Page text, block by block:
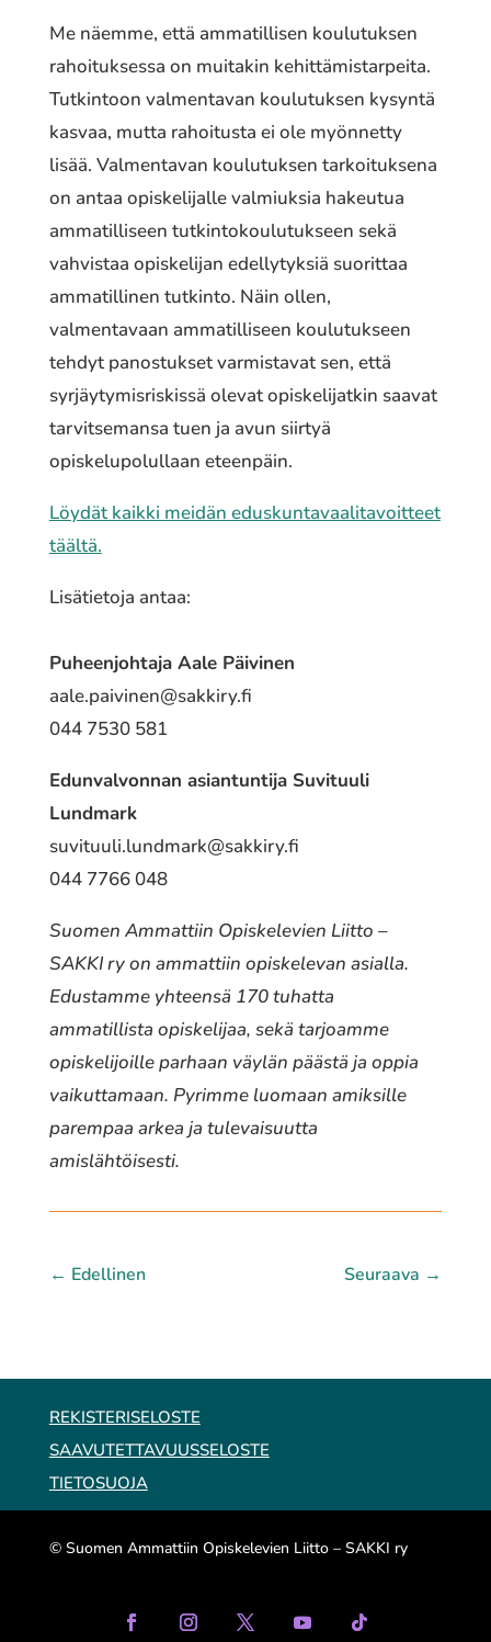
Me näemme, että ammatillisen koulutuksen
rahoituksessa on muitakin kehittämistarpeita.
Tutkintoon valmentavan koulutuksen kysyntä
kasvaa, mutta rahoitusta ei ole myönnetty
lisää. Valmentavan koulutuksen tarkoituksena
on antaa opiskelijalle valmiuksia hakeutua
ammatilliseen tutkintokoulutukseen sekä
vahvistaa opiskelijan edellytyksiä suorittaa
ammatillinen tutkinto. Näin ollen,
valmentavaan ammatilliseen koulutukseen
tehdyt panostukset varmistavat sen, että
syrjäytymisriskissä olevat opiskelijatkin saavat
tarvitsemansa tuen ja avun siirtyä
opiskelupolullaan eteenpäin.
Löydät kaikki meidän eduskuntavaalitavoitteet
täältä.
Lisätietoja antaa:
Puheenjohtaja Aale Päivinen
aale.paivinen@sakkiry.fi
044 7530 581
Edunvalvonnan asiantuntija Suvituuli
Lundmark
suvituuli.lundmark@sakkiry.fi
044 7766 048
Suomen Ammattiin Opiskelevien Liitto –
SAKKI ry on ammattiin opiskelevan asialla.
Edustamme yhteensä 170 tuhatta
ammatillista opiskelijaa, sekä tarjoamme
opiskelijoille parhaan väylän päästä ja oppia
vaikuttamaan. Pyrimme luomaan amiksille
parempaa arkea ja tulevaisuutta
amislähtöisesti.
← Edellinen Seuraava →
REKISTERISELOSTE
SAAVUTETTAVUUSSELOSTE
TIETOSUOJA
© Suomen Ammattiin Opiskelevien Liitto – SAKKI ry